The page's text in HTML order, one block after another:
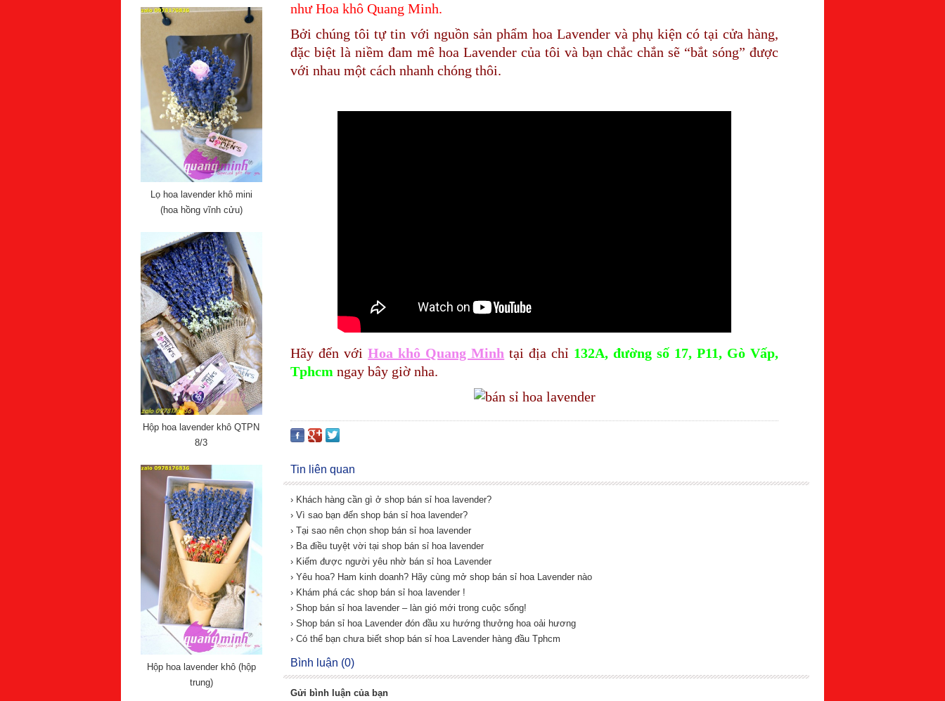
như Hoa khô Quang Minh.
Bởi chúng tôi tự tin với nguồn sản phẩm hoa Lavender và phụ kiện có tại cửa hàng,
đặc biệt là niềm đam mê hoa Lavender của tôi và bạn chắc chắn sẽ “bắt sóng” được
với nhau một cách nhanh chóng thôi.
Hãy đến vớiHoa khô Quang Minh tại địa chỉ 132A, đường số 17, P11, Gò Vấp,
Tphcm ngay bây giờ nha.
Tin liên quan
› Khách hàng cần gì ở shop bán sỉ hoa lavender?
› Vì sao bạn đến shop bán sỉ hoa lavender?
› Tại sao nên chọn shop bán sỉ hoa lavender
› Ba điều tuyệt vời tại shop bán sỉ hoa lavender
› Kiếm được người yêu nhờ bán sỉ hoa Lavender
› Yêu hoa? Ham kinh doanh? Hãy cùng mở shop bán sỉ hoa Lavender nào
› Khám phá các shop bán sỉ hoa lavender !
› Shop bán sỉ hoa lavender – làn gió mới trong cuộc sống!
› Shop bán sỉ hoa Lavender đón đầu xu hướng thưởng hoa oải hương
› Có thể bạn chưa biết shop bán sỉ hoa Lavender hàng đầu Tphcm
Bình luận (0)
Gửi bình luận của bạn
Lọ hoa lavender khô mini
(hoa hồng vĩnh cửu)
Hộp hoa lavender khô QTPN
8/3
Hộp hoa lavender khô (hộp
trung)